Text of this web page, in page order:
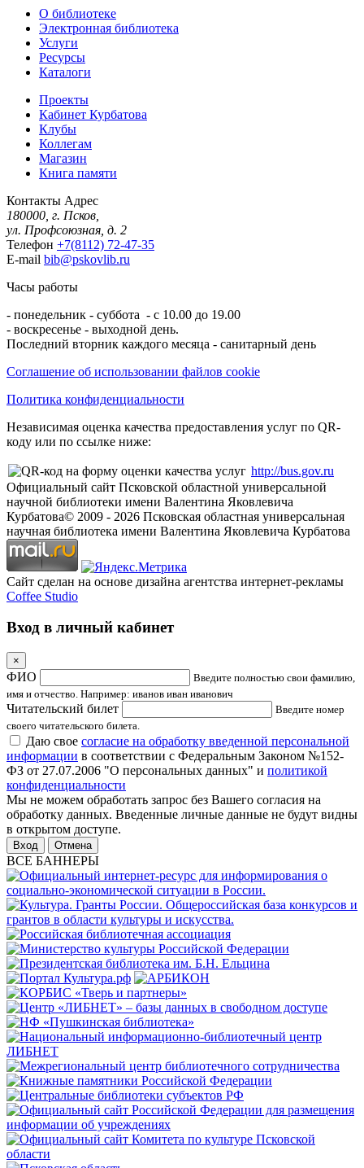
О библиотеке
Электронная библиотека
Услуги
Ресурсы
Каталоги
Проекты
Кабинет Курбатова
Клубы
Коллегам
Магазин
Книга памяти
Контакты Адрес
180000, г. Псков,
ул. Профсоюзная, д. 2
Телефон +7(8112) 72-47-35
E-mail bib@pskovlib.ru
Часы работы
- понедельник - суббота - с 10.00 до 19.00
- воскресенье - выходной день.
Последний вторник каждого месяца - санитарный день
Соглашение об использовании файлов cookie
Политика конфиденциальности
Независимая оценка качества предоставления услуг по QR-
коду или по ссылке ниже:
http://bus.gov.ru
Официальный сайт Псковской областной универсальной
научной библиотеки имени Валентина Яковлевича
Курбатова© 2009 - 2026 Псковская областная универсальная
научная библиотека имени Валентина Яковлевича Курбатова
Сайт сделан на основе дизайна агентства интернет-рекламы
Coffee Studio
Вход в личный кабинет
×
ФИО
Введите полностью свои фамилию,
имя и отчество. Например: иванов иван иванович
Читательский билет
Введите номер
своего читательского билета.
Даю свое согласие на обработку введенной персональной
информации в соответствии с Федеральным Законом №152-
ФЗ от 27.07.2006 "О персональных данных" и политикой
конфиденциальности
Мы не можем обработать запрос без Вашего согласия на
обработку данных. Введенные личные данные не будут видны
в открытом доступе.
Отмена
ВСЕ БАННЕРЫ